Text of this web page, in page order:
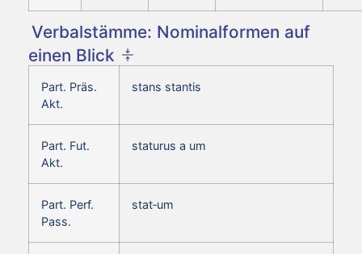
Verbalstämme: Nominalformen auf
einen Blick
Part. Präs.
Akt.
stans stantis
Part. Fut.
Akt.
staturus a um
Part. Perf.
Pass.
stat‑um